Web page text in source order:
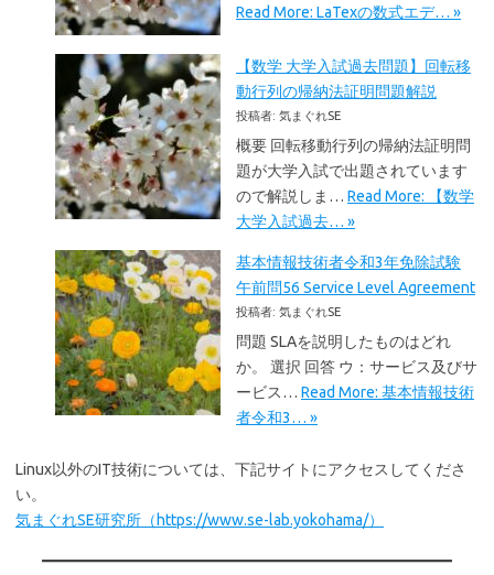
Read More: LaTexの数式エデ… »
【数学 大学入試過去問題】回転移
動行列の帰納法証明問題解説
投稿者: 気まぐれSE
概要 回転移動行列の帰納法証明問
題が大学入試で出題されています
ので解説しま… Read More: 【数学
大学入試過去… »
基本情報技術者令和3年免除試験
午前問56 Service Level Agreement
投稿者: 気まぐれSE
問題 SLAを説明したものはどれ
か。 選択 回答 ウ：サービス及びサ
ービス… Read More: 基本情報技術
者令和3… »
Linux以外のIT技術については、下記サイトにアクセスしてくださ
い。
気まぐれSE研究所（https://www.se-lab.yokohama/）